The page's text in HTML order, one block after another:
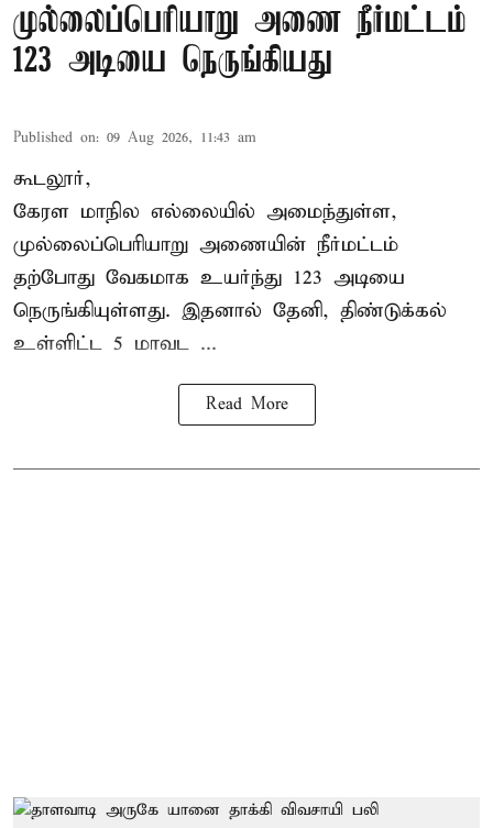
முல்லைப்பெரியாறு அணை நீர்மட்டம்
123 அடியை நெருங்கியது
Published on: 09 Aug 2026, 11:43 am
கூடலூர்,
கேரள மாநில எல்லையில் அமைந்துள்ள,
முல்லைப்பெரியாறு அணையின் நீர்மட்டம்
தற்போது வேகமாக உயர்ந்து 123 அடியை
நெருங்கியுள்ளது. இதனால் தேனி, திண்டுக்கல்
உள்ளிட்ட 5 மாவட ...
Read More